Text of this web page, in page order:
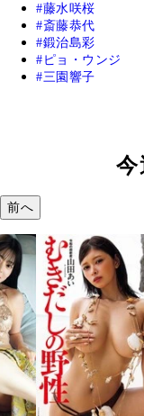
藤水咲桜
斎藤恭代
鍛治島彩
ピョ・ウンジ
三園響子
前へ